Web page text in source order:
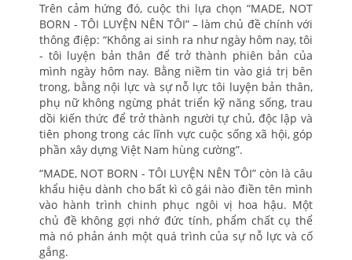
Trên cảm hứng đó, cuộc thi lựa chọn “MADE, NOT
BORN - TÔI LUYỆN NÊN TÔI” – làm chủ đề chính với
thông điệp: “Không ai sinh ra như ngày hôm nay, tôi
- tôi luyện bản thân để trở thành phiên bản của
mình ngày hôm nay. Bằng niềm tin vào giá trị bên
trong, bằng nội lực và sự nỗ lực tôi luyện bản thân,
phụ nữ không ngừng phát triển kỹ năng sống, trau
dồi kiến thức để trở thành người tự chủ, độc lập và
tiên phong trong các lĩnh vực cuộc sống xã hội, góp
phần xây dựng Việt Nam hùng cường”.
“MADE, NOT BORN - TÔI LUYỆN NÊN TÔI” còn là câu
khẩu hiệu dành cho bất kì cô gái nào điền tên mình
vào hành trình chinh phục ngôi vị hoa hậu. Một
chủ đề không gợi nhớ đức tính, phẩm chất cụ thể
mà nó phản ánh một quá trình của sự nỗ lực và cố
gắng.